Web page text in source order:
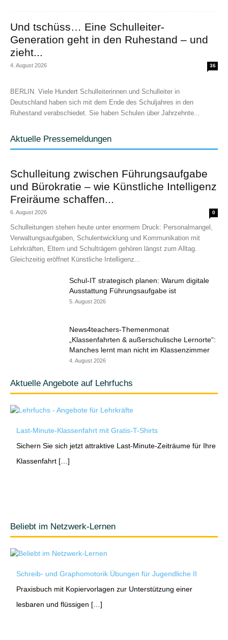
Und tschüss… Eine Schulleiter-
Generation geht in den Ruhestand – und
zieht...
4. August 2026 36
BERLIN. Viele Hundert Schulleiterinnen und Schulleiter in
Deutschland haben sich mit dem Ende des Schuljahres in den
Ruhestand verabschiedet. Sie haben Schulen über Jahrzehnte...
Aktuelle Pressemeldungen
Schulleitung zwischen Führungsaufgabe
und Bürokratie – wie Künstliche Intelligenz
Freiräume schaffen...
6. August 2026 0
Schulleitungen stehen heute unter enormem Druck: Personalmangel,
Verwaltungsaufgaben, Schulentwicklung und Kommunikation mit
Lehrkräften, Eltern und Schulträgern gehören längst zum Alltag.
Gleichzeitig eröffnet Künstliche Intelligenz...
Schul-IT strategisch planen: Warum digitale
Ausstattung Führungsaufgabe ist
5. August 2026
News4teachers-Themenmonat
„Klassenfahrten & außerschulische Lernorte“:
Manches lernt man nicht im Klassenzimmer
4. August 2026
Aktuelle Angebote auf Lehrfuchs
Last-Minute-Klassenfahrt mit Gratis-T-Shirts
Sichern Sie sich jetzt attraktive Last-Minute-Zeiträume für Ihre
Klassenfahrt […]
Beliebt im Netzwerk-Lernen
Schreib- und Graphomotorik Übungen für Jugendliche II
Praxisbuch mit Kopiervorlagen zur Unterstützung einer
lesbaren und flüssigen […]